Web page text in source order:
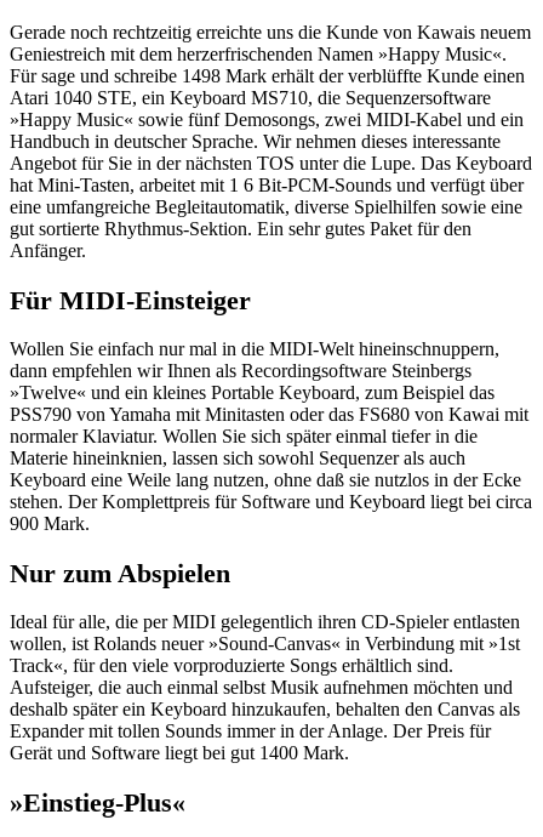
Gerade noch rechtzeitig erreichte uns die Kunde von Kawais neuem
Geniestreich mit dem herzerfrischenden Namen »Happy Music«.
Für sage und schreibe 1498 Mark erhält der verblüffte Kunde einen
Atari 1040 STE, ein Keyboard MS710, die Sequenzersoftware
»Happy Music« sowie fünf Demosongs, zwei MIDI-Kabel und ein
Handbuch in deutscher Sprache. Wir nehmen dieses interessante
Angebot für Sie in der nächsten TOS unter die Lupe. Das Keyboard
hat Mini-Tasten, arbeitet mit 1 6 Bit-PCM-Sounds und verfügt über
eine umfangreiche Begleitautomatik, diverse Spielhilfen sowie eine
gut sortierte Rhythmus-Sektion. Ein sehr gutes Paket für den
Anfänger.
Für MIDI-Einsteiger
Wollen Sie einfach nur mal in die MIDI-Welt hineinschnuppern,
dann empfehlen wir Ihnen als Recordingsoftware Steinbergs
»Twelve« und ein kleines Portable Keyboard, zum Beispiel das
PSS790 von Yamaha mit Minitasten oder das FS680 von Kawai mit
normaler Klaviatur. Wollen Sie sich später einmal tiefer in die
Materie hineinknien, lassen sich sowohl Sequenzer als auch
Keyboard eine Weile lang nutzen, ohne daß sie nutzlos in der Ecke
stehen. Der Komplettpreis für Software und Keyboard liegt bei circa
900 Mark.
Nur zum Abspielen
Ideal für alle, die per MIDI gelegentlich ihren CD-Spieler entlasten
wollen, ist Rolands neuer »Sound-Canvas« in Verbindung mit »1st
Track«, für den viele vorproduzierte Songs erhältlich sind.
Aufsteiger, die auch einmal selbst Musik aufnehmen möchten und
deshalb später ein Keyboard hinzukaufen, behalten den Canvas als
Expander mit tollen Sounds immer in der Anlage. Der Preis für
Gerät und Software liegt bei gut 1400 Mark.
»Einstieg-Plus«